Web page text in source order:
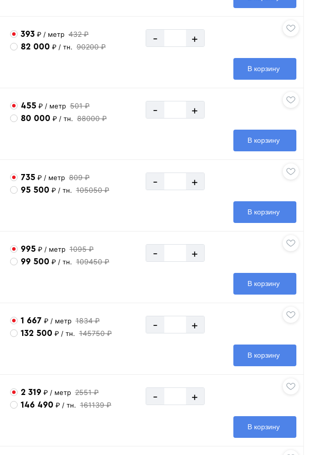
393 ₽ / метр 432 ₽
82 000 ₽ / тн. 90200 ₽
- +
В корзину
455 ₽ / метр 501 ₽
80 000 ₽ / тн. 88000 ₽
- +
В корзину
735 ₽ / метр 809 ₽
95 500 ₽ / тн. 105050 ₽
- +
В корзину
995 ₽ / метр 1095 ₽
99 500 ₽ / тн. 109450 ₽
- +
В корзину
1 667 ₽ / метр 1834 ₽
132 500 ₽ / тн. 145750 ₽
- +
В корзину
2 319 ₽ / метр 2551 ₽
146 490 ₽ / тн. 161139 ₽
- +
В корзину